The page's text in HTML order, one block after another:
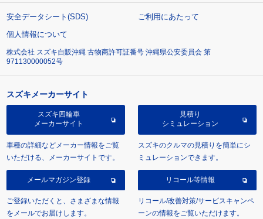
安全データシート(SDS)
ご利用にあたって
個人情報について
株式会社 スズキ自販沖縄 古物商許可証番号 沖縄県公安委員会 第
971130000052号
スズキメーカーサイト
スズキ四輪車
メーカーサイト
車種の詳細などメーカー情報をご覧
いただける、メーカーサイトです。
見積り
シミュレーション
スズキのクルマの見積りを簡単にシ
ミュレーションできます。
メールマガジン登録
ご登録いただくと、さまざまな情報
をメールでお届けします。
リコール等情報
リコール/改善対策/サービスキャンペ
ーンの情報をご覧いただけます。